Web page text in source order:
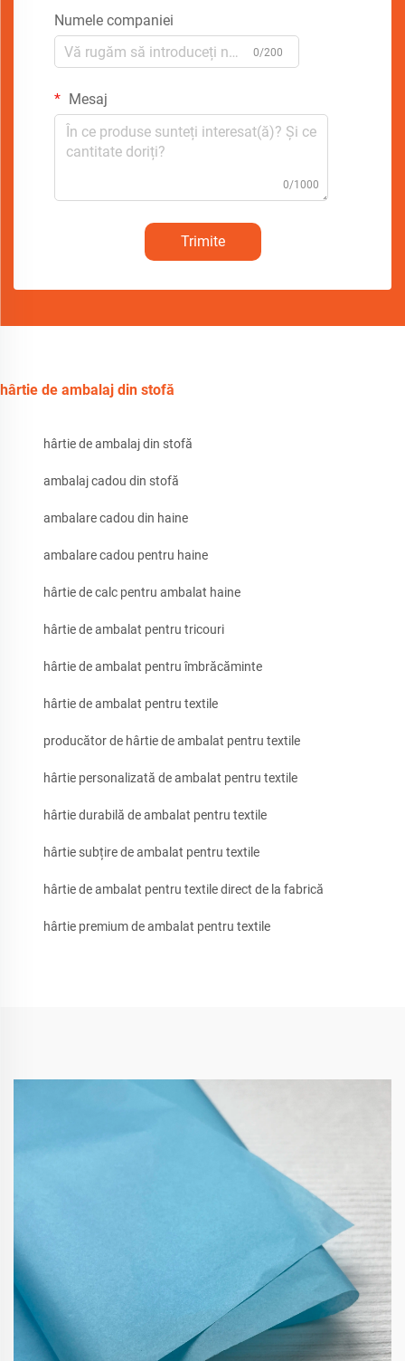
Numele companiei
0/200
Mesaj
0/1000
Trimite
hârtie de ambalaj din stofă
hârtie de ambalaj din stofă
ambalaj cadou din stofă
ambalare cadou din haine
ambalare cadou pentru haine
hârtie de calc pentru ambalat haine
hârtie de ambalat pentru tricouri
hârtie de ambalat pentru îmbrăcăminte
hârtie de ambalat pentru textile
producător de hârtie de ambalat pentru textile
hârtie personalizată de ambalat pentru textile
hârtie durabilă de ambalat pentru textile
hârtie subțire de ambalat pentru textile
hârtie de ambalat pentru textile direct de la fabrică
hârtie premium de ambalat pentru textile